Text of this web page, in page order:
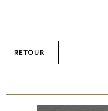
RETOUR